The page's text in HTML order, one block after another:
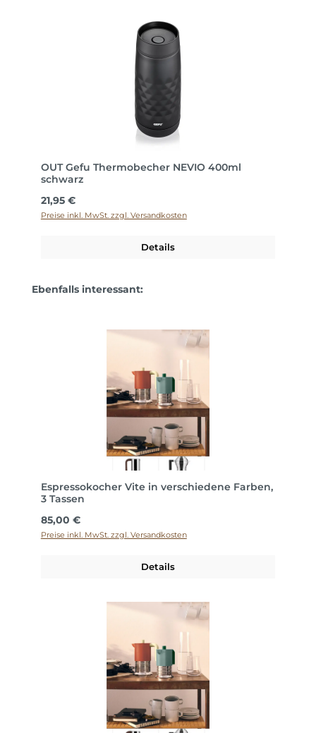
OUT Gefu Thermobecher NEVIO 400ml
schwarz
Regulärer Preis:
21,95 €
Preise inkl. MwSt. zzgl. Versandkosten
Details
Produktgalerie überspringen
Ebenfalls interessant:
Espressokocher Vite in verschiedene Farben,
3 Tassen
Regulärer Preis:
85,00 €
Preise inkl. MwSt. zzgl. Versandkosten
Details